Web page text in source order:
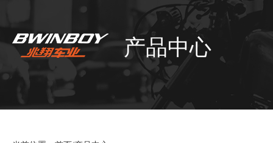
产品中心